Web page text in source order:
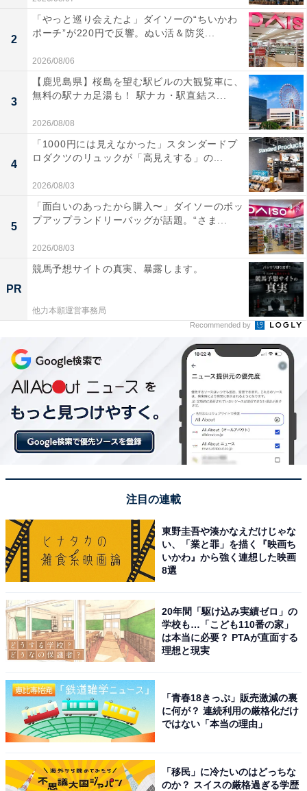
2
「やっと巡り会えたよ」ダイソーの“ちいかわ
ポーチ”が220円で反響。ぬい活＆防災...
2026/08/06
3
【鹿児島県】桜島を望む駅ビルの大観覧車に、
無料の駅ナカ足湯も！ 駅ナカ・駅直結ス...
2026/08/08
4
「1000円には見えなかった」スタンダードプ
ロダクツのリュックが「高見えする」の...
2026/08/03
5
「面白いのあったから購入〜」ダイソーのポッ
プアップランドリーバッグが話題。“さま...
2026/08/03
PR
競馬予想サイトの真実、暴露します。
他力本願運営事務局
Recommended by
注目の連載
東野圭吾や湊かなえだけじゃな
い、「業と罪」を描く『映画ち
いかわ』から強く連想した映画
8選
20年間「駆け込み実績ゼロ」の
学校も…「こども110番の家」
は本当に必要？ PTAが直面する
理想と現実
「青春18きっぷ」販売激減の裏
に何が？ 連続利用の厳格化だけ
ではない「本当の理由」
「移民」に冷たいのはどっちな
のか？ スイスの厳格過ぎる学歴